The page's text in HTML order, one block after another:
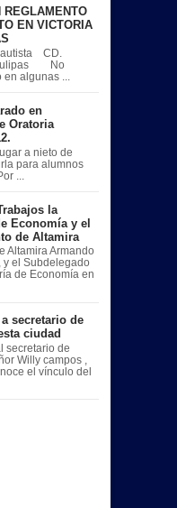
REGLAMENTO
EN VICTORIA
CD.
No
algunas ...
en
Oratoria
a nieto de
para alumnos
...
la
Economía y el
de Altamira
Armando
y el Subdelegado
de Economía en
secretario de
ciudad
secretario de
Willy campos ,
el vínculo del